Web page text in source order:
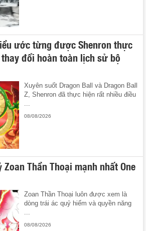
ước từng được Shenron thực
đổi hoàn toàn lịch sử bộ
Xuyên suốt Dragon Ball và Dragon Ball
Z, Shenron đã thực hiện rất nhiều điều
...
08/08/2026
Thần Thoại mạnh nhất One
Zoan Thần Thoại luôn được xem là
dòng trái ác quỷ hiếm và quyền năng
08/08/2026